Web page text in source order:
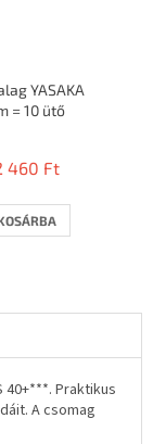
YASAKA
= 10 ütő
460 Ft
Praktikus
A csomag